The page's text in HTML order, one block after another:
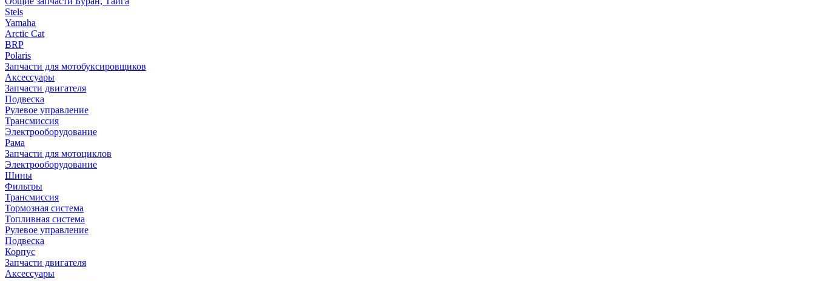
Stels
Yamaha
Arctic Cat
BRP
Polaris
Запчасти для мотобуксировщиков
Аксессуары
Запчасти двигателя
Подвеска
Рулевое управление
Трансмиссия
Электрооборудование
Рама
Запчасти для мотоциклов
Электрооборудование
Шины
Фильтры
Трансмиссия
Тормозная система
Топливная система
Рулевое управление
Подвеска
Корпус
Запчасти двигателя
Аксессуары